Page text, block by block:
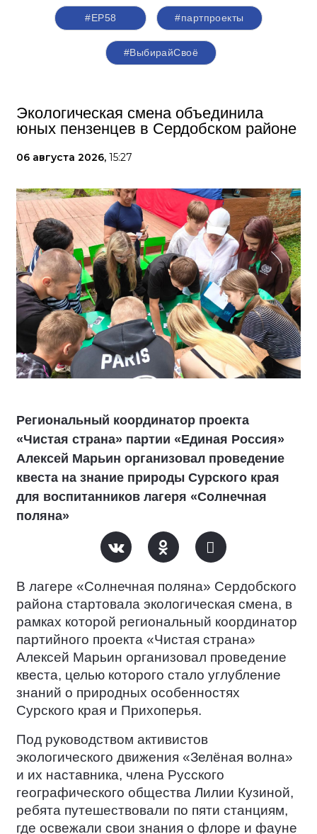
#ЕР58 #партпроекты
#ВыбирайСвоё
Экологическая смена объединила
юных пензенцев в Сердобском районе
06 августа 2026, 15:27
Региональный координатор проекта
«Чистая страна» партии «Единая Россия»
Алексей Марьин организовал проведение
квеста на знание природы Сурского края
для воспитанников лагеря «Солнечная
поляна»
В лагере «Солнечная поляна» Сердобского
района стартовала экологическая смена, в
рамках которой региональный координатор
партийного проекта «Чистая страна»
Алексей Марьин организовал проведение
квеста, целью которого стало углубление
знаний о природных особенностях
Сурского края и Прихоперья.
Под руководством активистов
экологического движения «Зелёная волна»
и их наставника, члена Русского
географического общества Лилии Кузиной,
ребята путешествовали по пяти станциям,
где освежали свои знания о флоре и фауне